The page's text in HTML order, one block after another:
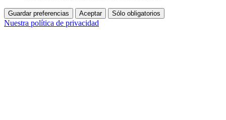
Guardar preferencias Aceptar Sólo obligatorios
Nuestra política de privacidad